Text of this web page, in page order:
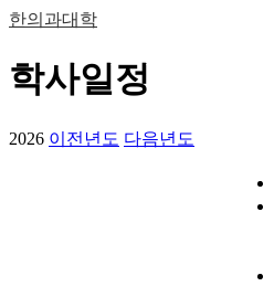
한의과대학
학사일정
2026 이전년도 다음년도